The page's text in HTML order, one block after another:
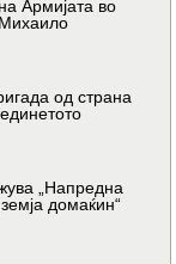
Армијата во
од страна
„Напредна
домаќин“